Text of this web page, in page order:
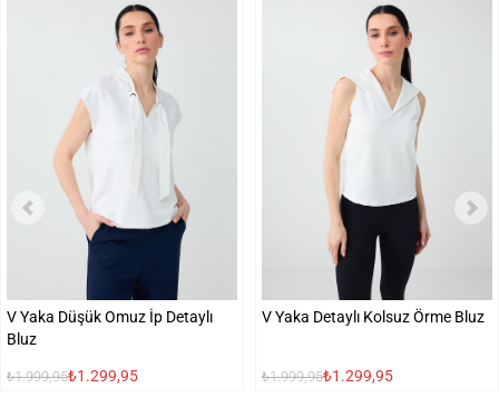
V Yaka Düşük Omuz İp Detaylı
Bluz
₺1.999,95₺1.299,95
V Yaka Detaylı Kolsuz Örme Bluz
₺1.999,95₺1.299,95